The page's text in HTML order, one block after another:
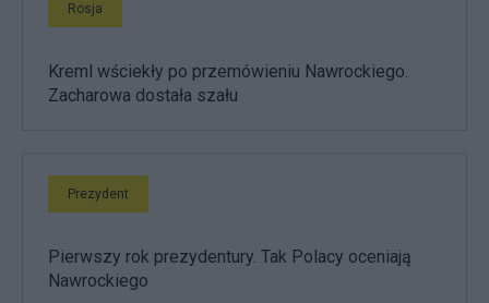
Rosja
Kreml wściekły po przemówieniu Nawrockiego.
Zacharowa dostała szału
Prezydent
Pierwszy rok prezydentury. Tak Polacy oceniają
Nawrockiego